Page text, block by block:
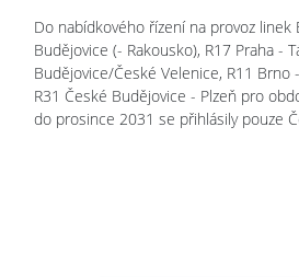
Do nabídkového řízení na provoz linek
Budějovice (- Rakousko), R17 Praha -
Budějovice/České Velenice, R11 Brno
R31 České Budějovice - Plzeň pro
do prosince 2031 se přihlásily pouze